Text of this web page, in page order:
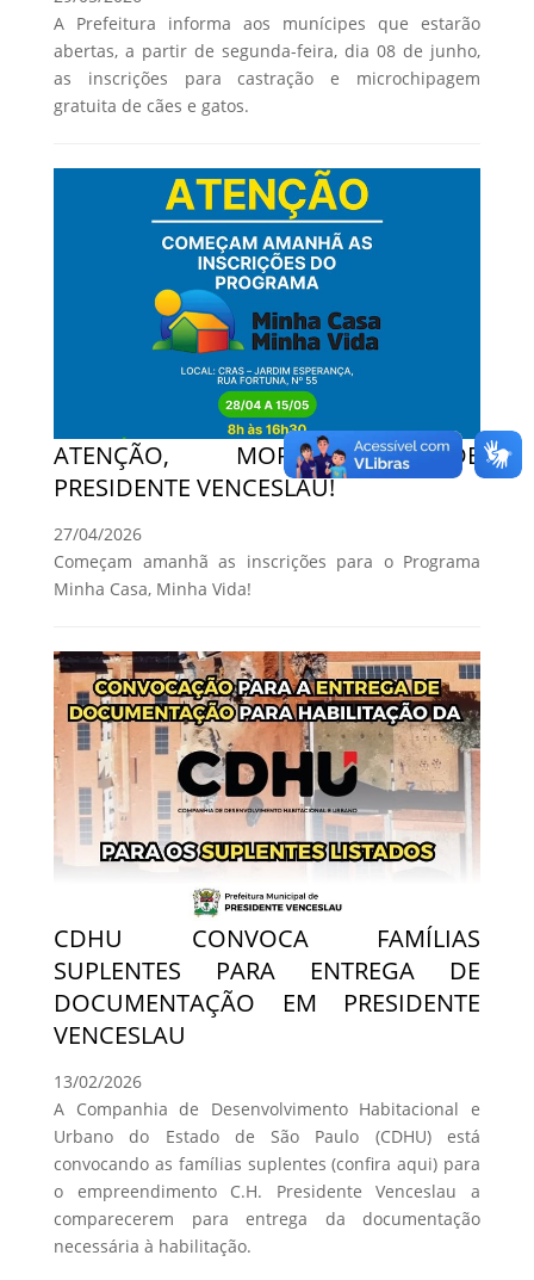
A Prefeitura informa aos munícipes que estarão
abertas, a partir de segunda-feira, dia 08 de junho,
as inscrições para castração e microchipagem
gratuita de cães e gatos.
ATENÇÃO, MORADORES DE
PRESIDENTE VENCESLAU!
27/04/2026
Começam amanhã as inscrições para o Programa
Minha Casa, Minha Vida!
CDHU CONVOCA FAMÍLIAS
SUPLENTES PARA ENTREGA DE
DOCUMENTAÇÃO EM PRESIDENTE
VENCESLAU
13/02/2026
A Companhia de Desenvolvimento Habitacional e
Urbano do Estado de São Paulo (CDHU) está
convocando as famílias suplentes (confira aqui) para
o empreendimento C.H. Presidente Venceslau a
comparecerem para entrega da documentação
necessária à habilitação.